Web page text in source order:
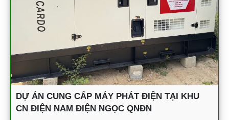
DỰ ÁN CUNG CẤP MÁY PHÁT ĐIỆN TẠI KHU
CN ĐIỆN NAM ĐIỆN NGỌC QNĐN